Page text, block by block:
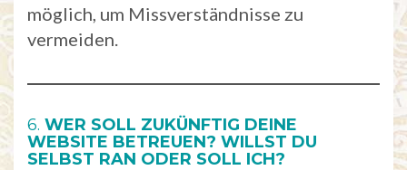
möglich, um Missverständnisse zu
vermeiden.
6. WER SOLL ZUKÜNFTIG DEINE
WEBSITE BETREUEN? WILLST DU
SELBST RAN ODER SOLL ICH?